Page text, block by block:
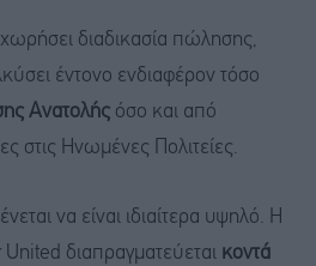
διαδικασία πώλησης,
έντονο ενδιαφέρον τόσο
Ανατολής όσο και από
στις Ηνωμένες Πολιτείες.
να είναι ιδιαίτερα υψηλό. Η
διαπραγματεύεται κοντά